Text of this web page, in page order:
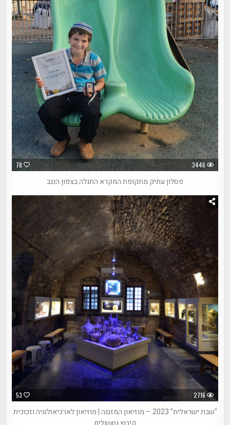
78 3446
פסלון עתיק מתקופת המקרא התגלה בצפון הנגב
53 2716
"שבת ישראלית" 2023 – מוזיאון המזגגה | מוזיאון לארכיאולוגיה וזכוכית